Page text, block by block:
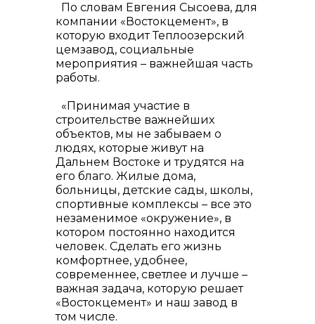
По словам Евгения Сысоева, для
компании «Востокцемент», в
которую входит Теплоозерский
цемзавод, социальные
мероприятия – важнейшая часть
работы.
«Принимая участие в
строительстве важнейших
объектов, мы не забываем о
людях, которые живут на
Дальнем Востоке и трудятся на
его благо. Жилые дома,
больницы, детские сады, школы,
спортивные комплексы – все это
незаменимое «окружение», в
котором постоянно находится
человек. Сделать его жизнь
комфортнее, удобнее,
современнее, светлее и лучше –
важная задача, которую решает
«Востокцемент» и наш завод в
том числе.